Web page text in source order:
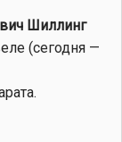
Шиллинг
(сегодня —